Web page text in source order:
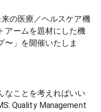
の医療／ヘルスケア機
アームを題材にした機
〜」を開催いたしま
なことを考えればいい
Quality Management